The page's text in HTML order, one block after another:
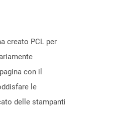
creato PCL per
con il
le
delle stampanti